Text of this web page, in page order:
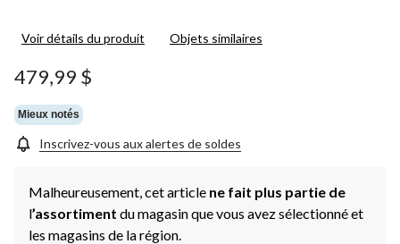
Voir détails du produit Objets similaires
479,99 $
Mieux notés
Inscrivez-vous aux alertes de soldes
Malheureusement, cet article ne fait plus partie de
l’assortiment du magasin que vous avez sélectionné et
les magasins de la région.